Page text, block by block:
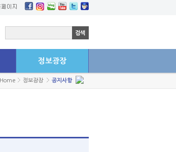
정보광장
학생연구원 고충상담센터
Home 정보광장 공지사항